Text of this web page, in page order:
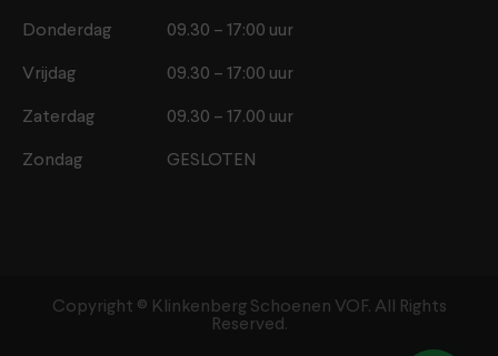
Donderdag 09.30 – 17:00 uur
Vrijdag 09.30 – 17:00 uur
Zaterdag 09.30 – 17.00 uur
Zondag GESLOTEN
Copyright ©️ Klinkenberg Schoenen VOF. All Rights
Reserved.